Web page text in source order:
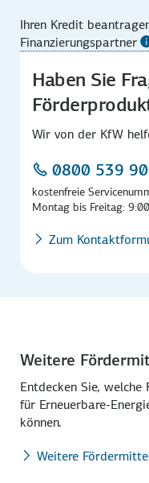
Ihren Kredit
Finanzierungspartner
Haben Sie
Wir von der KfW
0800 539
kostenfreie
Montag bis Freitag:
Zum
Weitere
Entdecken Sie,
für Erneuerbare-
können.
Weitere